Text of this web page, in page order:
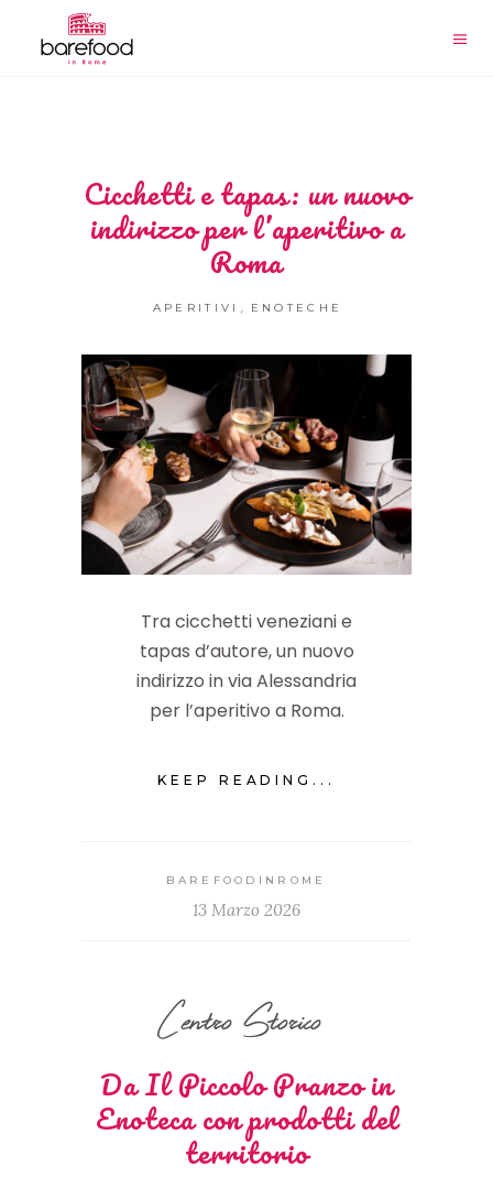
Cicchetti e tapas: un nuovo
indirizzo per l’aperitivo a
Roma
APERITIVI ENOTECHE
Tra cicchetti veneziani e
tapas d’autore, un nuovo
indirizzo in via Alessandria
per l’aperitivo a Roma.
KEEP READING...
BAREFOODINROME
13 Marzo 2026
Centro Storico
Da Il Piccolo Pranzo in
Enoteca con prodotti del
territorio